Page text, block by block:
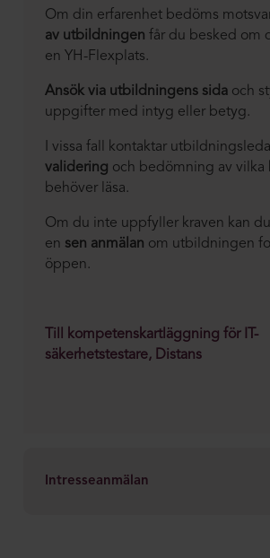
Om din erfarenhet bedöms
av utbildningen får du besked om
en YH-Flexplats.
Ansök via utbildningens sida och
uppgifter med intyg eller betyg.
I vissa fall kontaktar
validering och bedömning av vilka
behöver läsa.
Om du inte uppfyller kraven kan
en sen anmälan om utbildningen
öppen.
Till kompetenskartläggning för IT-
säkerhetstestare, Distans
Intresseanmälan